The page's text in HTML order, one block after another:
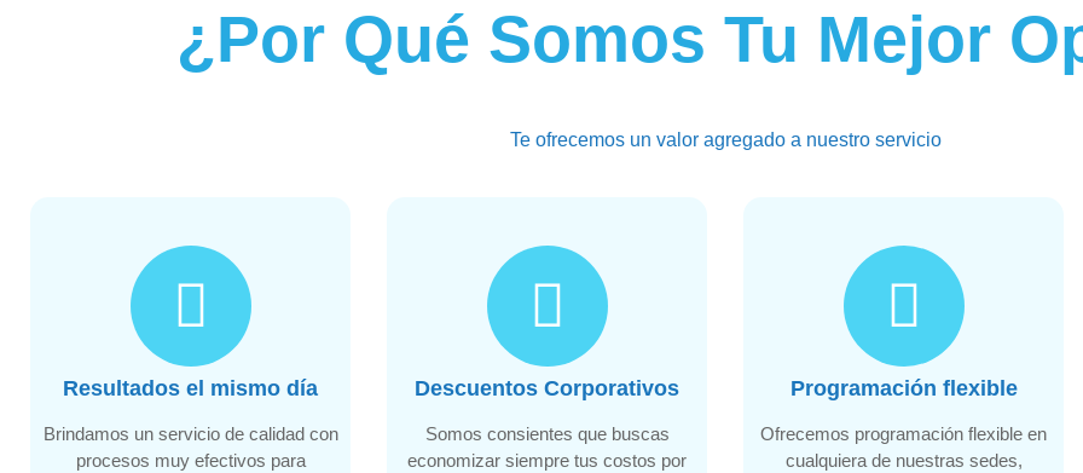
¿Por Qué Somos Tu Mejor
Te ofrecemos un valor agregado a nuestro servicio
Resultados el mismo día
Brindamos un servicio de calidad con
procesos muy efectivos para
Descuentos Corporativos
Somos consientes que buscas
economizar siempre tus costos por
Programación flexible
Ofrecemos programación flexible en
cualquiera de nuestras sedes,